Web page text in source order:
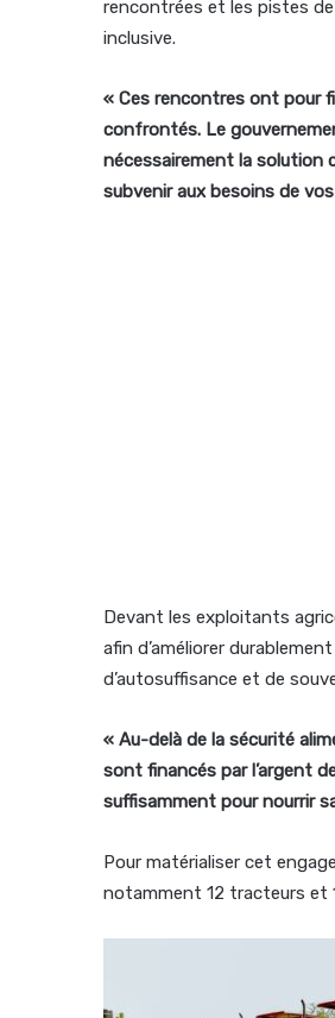
rencontrées et les pistes
inclusive.
« Ces rencontres ont pour
confrontés. Le
nécessairement la solution
subvenir aux besoins de
Devant les exploitants
afin d’améliorer
d’autosuffisance et de
« Au-delà de la sécurité
sont financés par l’argent
suffisamment pour nourrir
Pour matérialiser cet
notamment 12 tracteurs et